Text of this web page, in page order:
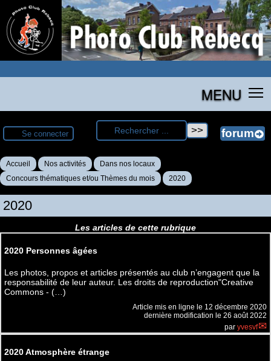
MENU
Se connecter
Accueil Nos activités
Dans nos locaux
Concours thématiques et/ou Thèmes du mois
2020
2020
Les articles de cette rubrique
2020 Personnes âgées
Les photos, propos et articles présentés au club n’engagent que la
responsabilité de leur auteur. Les droits de reproduction"Creative
Commons - (…)
Article mis en ligne le 12 décembre 2020
dernière modification le 26 août 2022
par yvesvf
2020 Atmosphère étrange